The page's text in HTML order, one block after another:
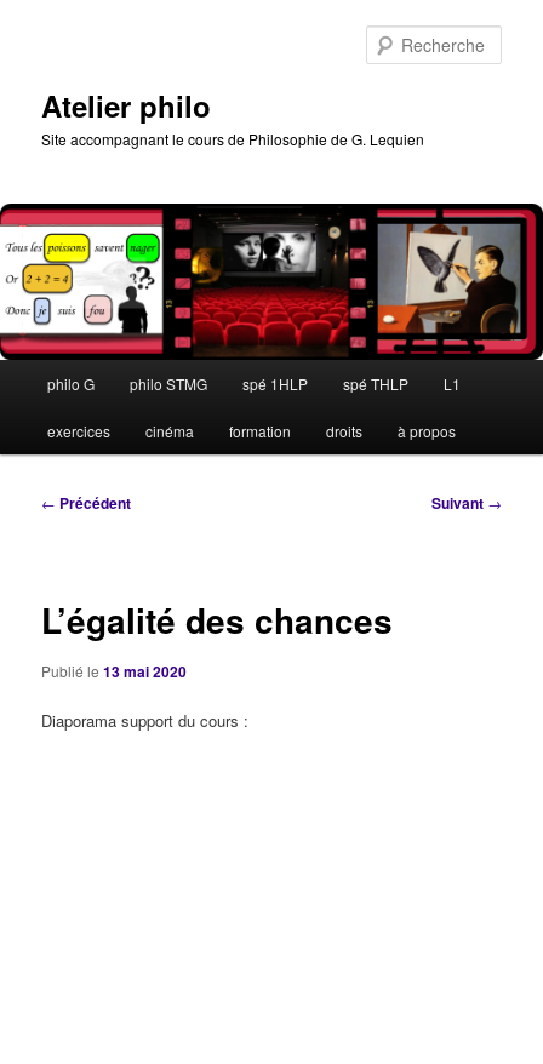
Atelier philo
Site accompagnant le cours de Philosophie de G. Lequien
principal
philo G philo STMG spé 1HLP spé THLP L1
exercices cinéma formation droits à propos
Navigation
← Précédent Suivant →
L’égalité des chances
Publié le13 mai 2020
Diaporama support du cours :